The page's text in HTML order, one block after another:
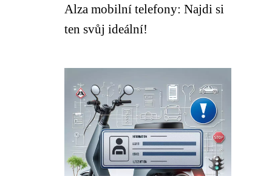
Alza mobilní telefony: Najdi si
ten svůj ideální!